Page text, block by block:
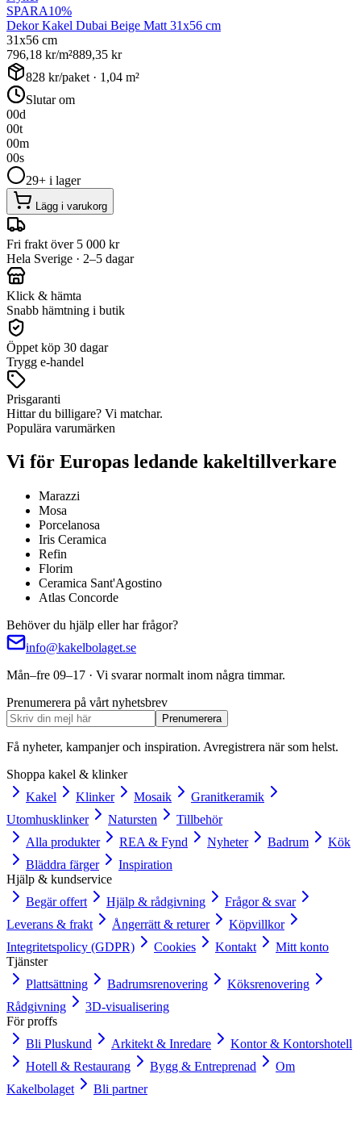
SPARA10%
Dekor Kakel Dubai Beige Matt 31x56 cm
31x56 cm
796,18 kr/m²889,35 kr
828 kr/paket · 1,04 m²
Slutar om
00d
00t
00m
00s
29+ i lager
Lägg i varukorg
Fri frakt över 5 000 kr
Hela Sverige · 2–5 dagar
Klick & hämta
Snabb hämtning i butik
Öppet köp 30 dagar
Trygg e-handel
Prisgaranti
Hittar du billigare? Vi matchar.
Populära varumärken
Vi för Europas ledande kakeltillverkare
Marazzi
Mosa
Porcelanosa
Iris Ceramica
Refin
Florim
Ceramica Sant'Agostino
Atlas Concorde
Behöver du hjälp eller har frågor?
info@kakelbolaget.se
Mån–fre 09–17 · Vi svarar normalt inom några timmar.
Prenumerera på vårt nyhetsbrev
Prenumerera
Få nyheter, kampanjer och inspiration. Avregistrera när som helst.
Shoppa kakel & klinker
Kakel
Klinker Mosaik
Granitkeramik
Utomhusklinker
Natursten
Tillbehör
Alla produkter
REA & Fynd Nyheter Badrum
Kök
Bläddra färger
Inspiration
Hjälp & kundservice
Begär offert
Hjälp & rådgivning
Frågor & svar
Leverans & frakt
Ångerrätt & returer
Köpvillkor
Integritetspolicy (GDPR)
Cookies Kontakt
Mitt konto
Tjänster
Plattsättning
Badrumsrenovering
Köksrenovering
Rådgivning
3D-visualisering
För proffs
Bli Pluskund
Arkitekt & Inredare
Kontor & Kontorshotell
Hotell & Restaurang
Bygg & Entreprenad
Om
Kakelbolaget
Bli partner